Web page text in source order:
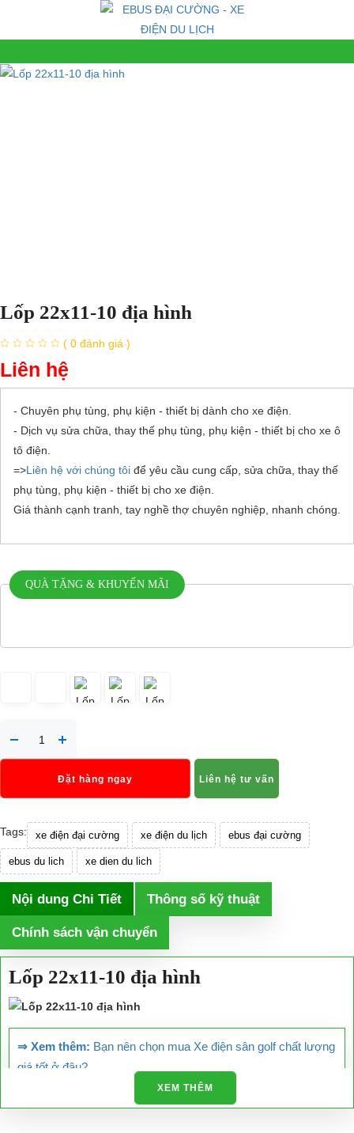
Lốp 22x11-10 địa hình
( 0 đánh giá )
Liên hệ
- Chuyên phụ tùng, phụ kiện - thiết bị dành cho xe điện.
- Dịch vụ sửa chữa, thay thế phụ tùng, phụ kiện - thiết bị cho xe ô
tô điện.
=>Liên hệ với chúng tôi để yêu cầu cung cấp, sửa chữa, thay thế
phụ tùng, phụ kiện - thiết bị cho xe điện.
Giá thành cạnh tranh, tay nghề thợ chuyên nghiệp, nhanh chóng.
QUÀ TẶNG & KHUYẾN MÃI
Đặt hàng ngay Liên hệ tư vấn
Tags: xe điện đại cường xe điện du lịch ebus đại cường
ebus du lich xe dien du lich
Nội dung Chi Tiết Thông số kỹ thuật
Chính sách vận chuyển
Lốp 22x11-10 địa hình
⇒ Xem thêm: Bạn nên chọn mua Xe điện sân golf chất lượng
giá tốt ở đâu?
XEM THÊM